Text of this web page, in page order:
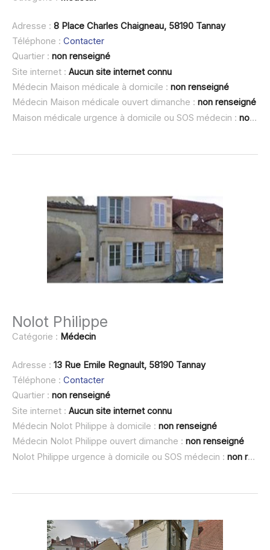
Adresse : 8 Place Charles Chaigneau, 58190 Tannay
Téléphone : Contacter
Quartier : non renseigné
Site internet : Aucun site internet connu
Médecin Maison médicale à domicile : non renseigné
Médecin Maison médicale ouvert dimanche : non renseigné
Maison médicale urgence à domicile ou SOS médecin : non renseigné
Nolot Philippe
Catégorie : Médecin
Adresse : 13 Rue Emile Regnault, 58190 Tannay
Téléphone : Contacter
Quartier : non renseigné
Site internet : Aucun site internet connu
Médecin Nolot Philippe à domicile : non renseigné
Médecin Nolot Philippe ouvert dimanche : non renseigné
Nolot Philippe urgence à domicile ou SOS médecin : non renseigné